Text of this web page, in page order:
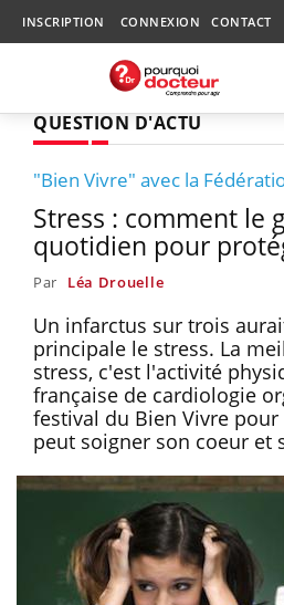
INSCRIPTION CONNEXION CONTACT
QUESTION D'ACTU
"Bien Vivre" avec la
Stress : comment le
quotidien pour
Par Léa Drouelle
Un infarctus sur trois
principale le stress. La
stress, c'est l'activité
française de cardiologie
festival du Bien Vivre
peut soigner son coeur